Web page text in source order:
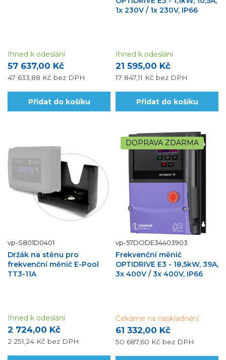
57 637,00 Kč
47 633,88 Kč bez DPH
Ihned k odeslání
Přidat do košíku
1x 230V / 1x 230V, IP66
21 595,00 Kč
17 847,11 Kč bez DPH
Ihned k odeslání
Přidat do košíku
vp-S801D0401
Držák na stěnu pro
frekvenční měnič E-Pool
TT3-11A
2 724,00 Kč
2 251,24 Kč bez DPH
Ihned k odeslání
DOPRAVA ZDARMA
vp-57DODE34403903
Frekvenční měnič
OPTIDRIVE E3 - 18,5kW, 39A,
3x 400V / 3x 400V, IP66
61 332,00 Kč
50 687,60 Kč bez DPH
Čekáme na naskladnění